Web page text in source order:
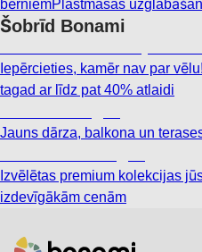
bērniemPlastmasas
Šobrīd Bonami
Iepērcieties, kamēr nav par
tagad ar līdz pat 40% atlaidi
Jauns dārza, balkona un
Izvēlētas premium kolekcijas
izdevīgākām cenām